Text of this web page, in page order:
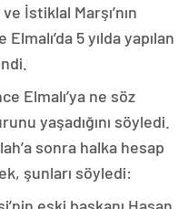
İstiklal Marşı’nın
5 yılda yapılan
Elmalı’ya ne söz
yaşadığını söyledi.
sonra halka hesap
şunları söyledi: